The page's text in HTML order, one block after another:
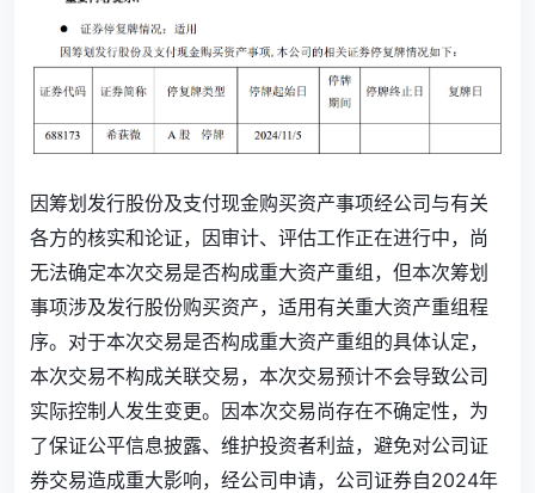
因筹划发行股份及支付现金购买资产事项经公司与有关
各方的核实和论证，因审计、评估工作正在进行中，尚
无法确定本次交易是否构成重大资产重组，但本次筹划
事项涉及发行股份购买资产，适用有关重大资产重组程
序。对于本次交易是否构成重大资产重组的具体认定，
本次交易不构成关联交易，本次交易预计不会导致公司
实际控制人发生变更。因本次交易尚存在不确定性，为
了保证公平信息披露、维护投资者利益，避免对公司证
券交易造成重大影响，经公司申请，公司证券自2024年